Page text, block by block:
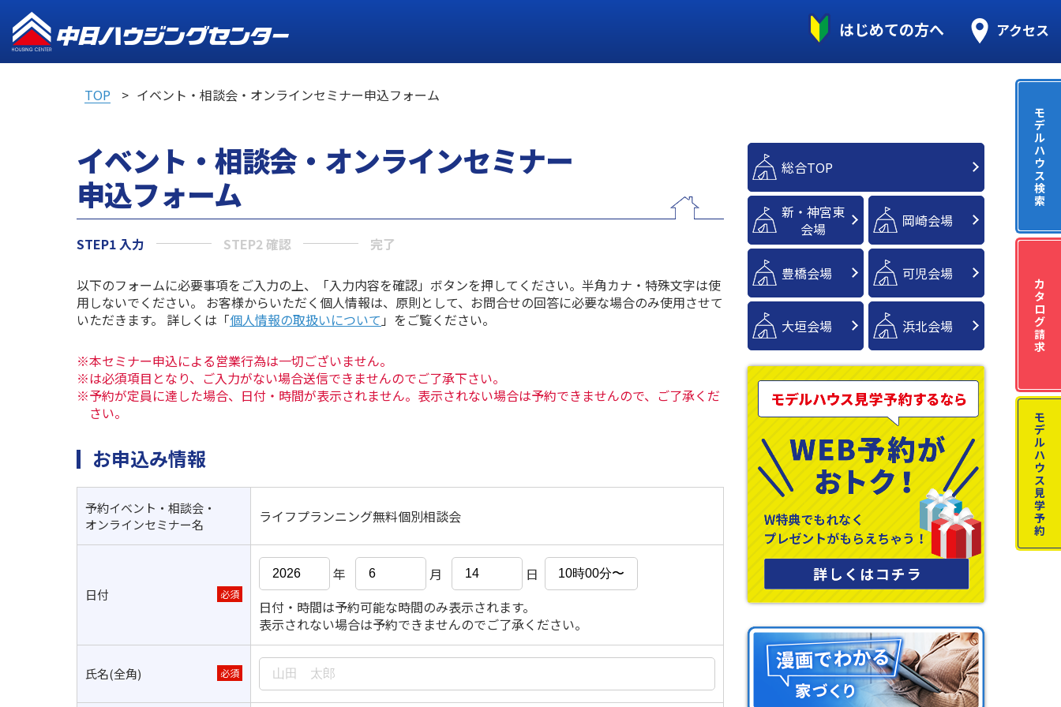
はじめての方へ アクセス
TOP イベント・相談会・オンラインセミナー申込フォーム
イベント・相談会・オンラインセミナー
申込フォーム
STEP1 入力 STEP2 確認 完了
以下のフォームに必要事項をご入力の上、「入力内容を確認」ボタンを押してください。半角カナ・特殊文字は使
用しないでください。 お客様からいただく個人情報は、原則として、お問合せの回答に必要な場合のみ使用させて
いただきます。 詳しくは「個人情報の取扱いについて 」をご覧ください。
※本セミナー申込による営業行為は一切ございません。
※は必須項目となり、ご入力がない場合送信できませんのでご了承下さい。
※予約が定員に達した場合、日付・時間が表示されません。表示されない場合は予約できませんので、ご了承くだ
さい。
お申込み情報
予約イベント・相談会・
オンラインセミナー名
ライフプランニング無料個別相談会
日付 必須
年 月
日
日付・時間は予約可能な時間のみ表示されます。
表示されない場合は予約できませんのでご了承ください。
氏名(全角) 必須
総合TOP
新・神宮東
会場
岡崎会場
豊橋会場 可児会場
大垣会場 浜北会場
モ
デ
ル
ハ
ウ
ス
検
索
カ
タ
ロ
グ
請
求
モ
デ
ル
ハ
ウ
ス
見
学
予
約